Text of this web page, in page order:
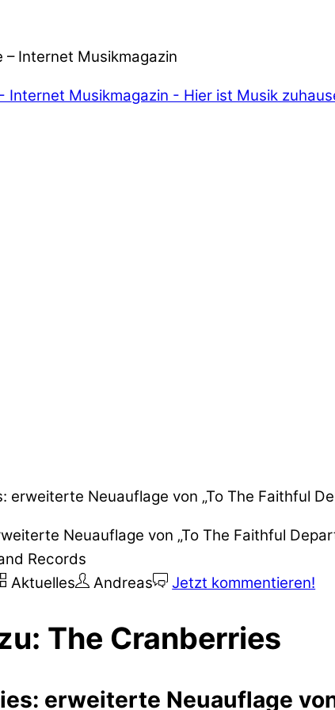
Internet Musikmagazin
erweiterte Neuauflage von „To The Faithful
Records
Aktuelles Andreas Jetzt kommentieren!
The Cranberries
erweiterte Neuauflage